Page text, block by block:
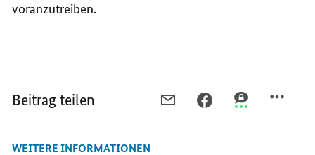
voranzutreiben.
Beitrag teilen
WEITERE INFORMATIONEN